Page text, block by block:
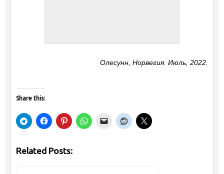
Олесунн, Норвегия. Июль, 2022.
Share this:
Related Posts: